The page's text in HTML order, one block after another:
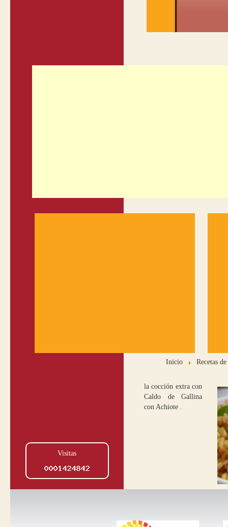
Inicio Recetas
la cocción extra con
Caldo de Gallina
con Achiote .
Visitas